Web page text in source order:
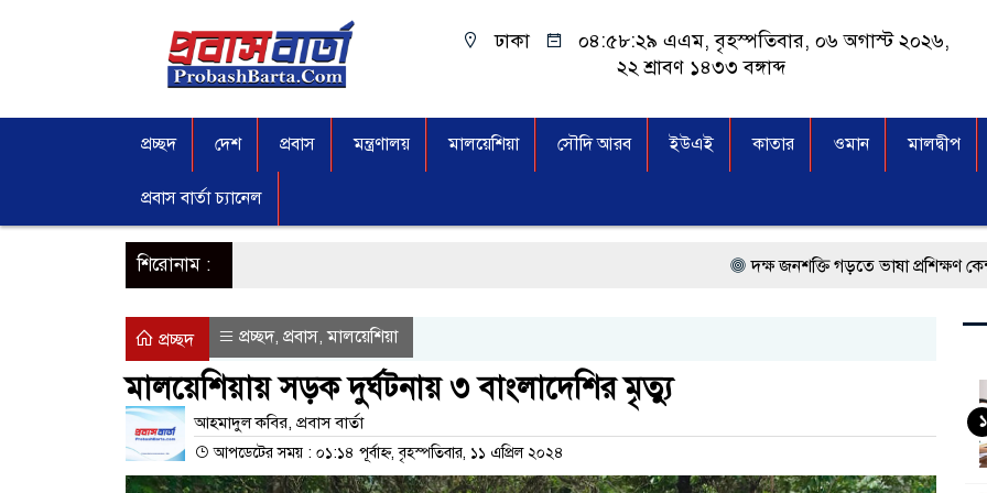
ঢাকা ০৪:৫৮:৩০ এএম, বৃহস্পতিবার, ০৬ অগাস্ট ২০২৬,
২২ শ্রাবণ ১৪৩৩ বঙ্গাব্দ
প্রচ্ছদ দেশ প্রবাস মন্ত্রণালয় মালয়েশিয়া সৌদি আরব ইউএই কাতার ওমান মালদ্বীপ
প্রবাস বার্তা চ্যানেল
শিরোনাম : দক্ষ জনশক্তি গড়তে ভাষা প্রশিক্ষণ কেন্দ্র খোলার
মালয়েশিয়া বিমানবন্দরে ভুয়া ভিসায় আটকের
কুয়ালালামপুরে বিশেষ অভিযানে
আগামী নির্বাচনে প্রবাসীদের ভোটাধিকার
প্রচ্ছদ প্রচ্ছদ, প্রবাস,মালয়েশিয়া
মালয়েশিয়ায় সড়ক দুর্ঘটনায় ৩ বাংলাদেশির মৃত্যু
আহমাদুল কবির, প্রবাস বা‍র্তা
আপডেটের সময় : ০১:১৪ পূর্বাহ্ন, বৃহস্পতিবার, ১১ এপ্রিল ২০২৪
১